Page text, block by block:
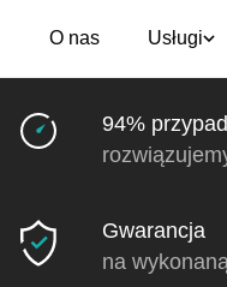
O nas Usługi
94%
Gwarancja
na